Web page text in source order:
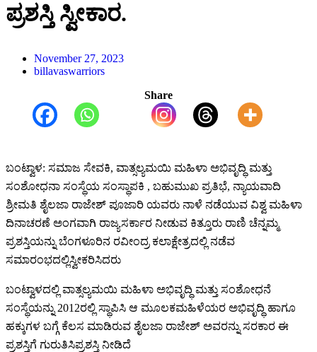
ಪ್ರಶಸ್ತಿ ಸ್ವೀಕಾರ.
November 27, 2023
billavaswarriors
Share
ಬಂಟ್ವಾಳ: ಸಮಾಜ ಸೇವಕಿ, ವಾತ್ಸಲ್ಯಮಯಿ ಮಹಿಳಾ ಅಭಿವೃದ್ಧಿ ಮತ್ತು
ಸಂಶೋಧನಾ ಸಂಸ್ಥೆಯ ಸಂಸ್ಥಾಪಕಿ , ಬಹುಮುಖ ಪ್ರತಿಭೆ, ನ್ಯಾಯವಾದಿ
ಶ್ರೀಮತಿ ಶೈಲಜಾ ರಾಜೇಶ್ ಪೂಜಾರಿ ಯವರು ನಾಳೆ ನಡೆಯುವ ವಿಶ್ವ ಮಹಿಳಾ
ದಿನಾಚರಣೆ ಅಂಗವಾಗಿ ರಾಜ್ಯಸರ್ಕಾರ ನೀಡುವ ಕಿತ್ತೂರು ರಾಣಿ ಚೆನ್ನಮ್ಮ
ಪ್ರಶಸ್ತಿಯನ್ನು ಬೆಂಗಳೂರಿನ ರವೀಂದ್ರ ಕಲಾಕ್ಷೇತ್ರದಲ್ಲಿ ನಡೆವ
ಸಮಾರಂಭದಲ್ಲಿಸ್ವೀಕರಿಸಿದರು
ಬಂಟ್ವಾಳದಲ್ಲಿ ವಾತ್ಸಲ್ಯಮಯಿ ಮಹಿಳಾ ಅಭಿವೃದ್ಧಿ ಮತ್ತು ಸಂಶೋಧನೆ
ಸಂಸ್ಥೆಯನ್ನು 2012ರಲ್ಲಿ ಸ್ಥಾಪಿಸಿ ಆ ಮೂಲಕಮಹಿಳೆಯರ ಅಭಿವೃದ್ಧಿ ಹಾಗೂ
ಹಕ್ಕುಗಳ ಬಗ್ಗೆ ಕೆಲಸ ಮಾಡಿರುವ ಶೈಲಜಾ ರಾಜೇಶ್ ಅವರನ್ನು ಸರಕಾರ ಈ
ಪ್ರಶಸ್ತಿಗೆ ಗುರುತಿಸಿಪ್ರಶಸ್ತಿ ನೀಡಿದೆ